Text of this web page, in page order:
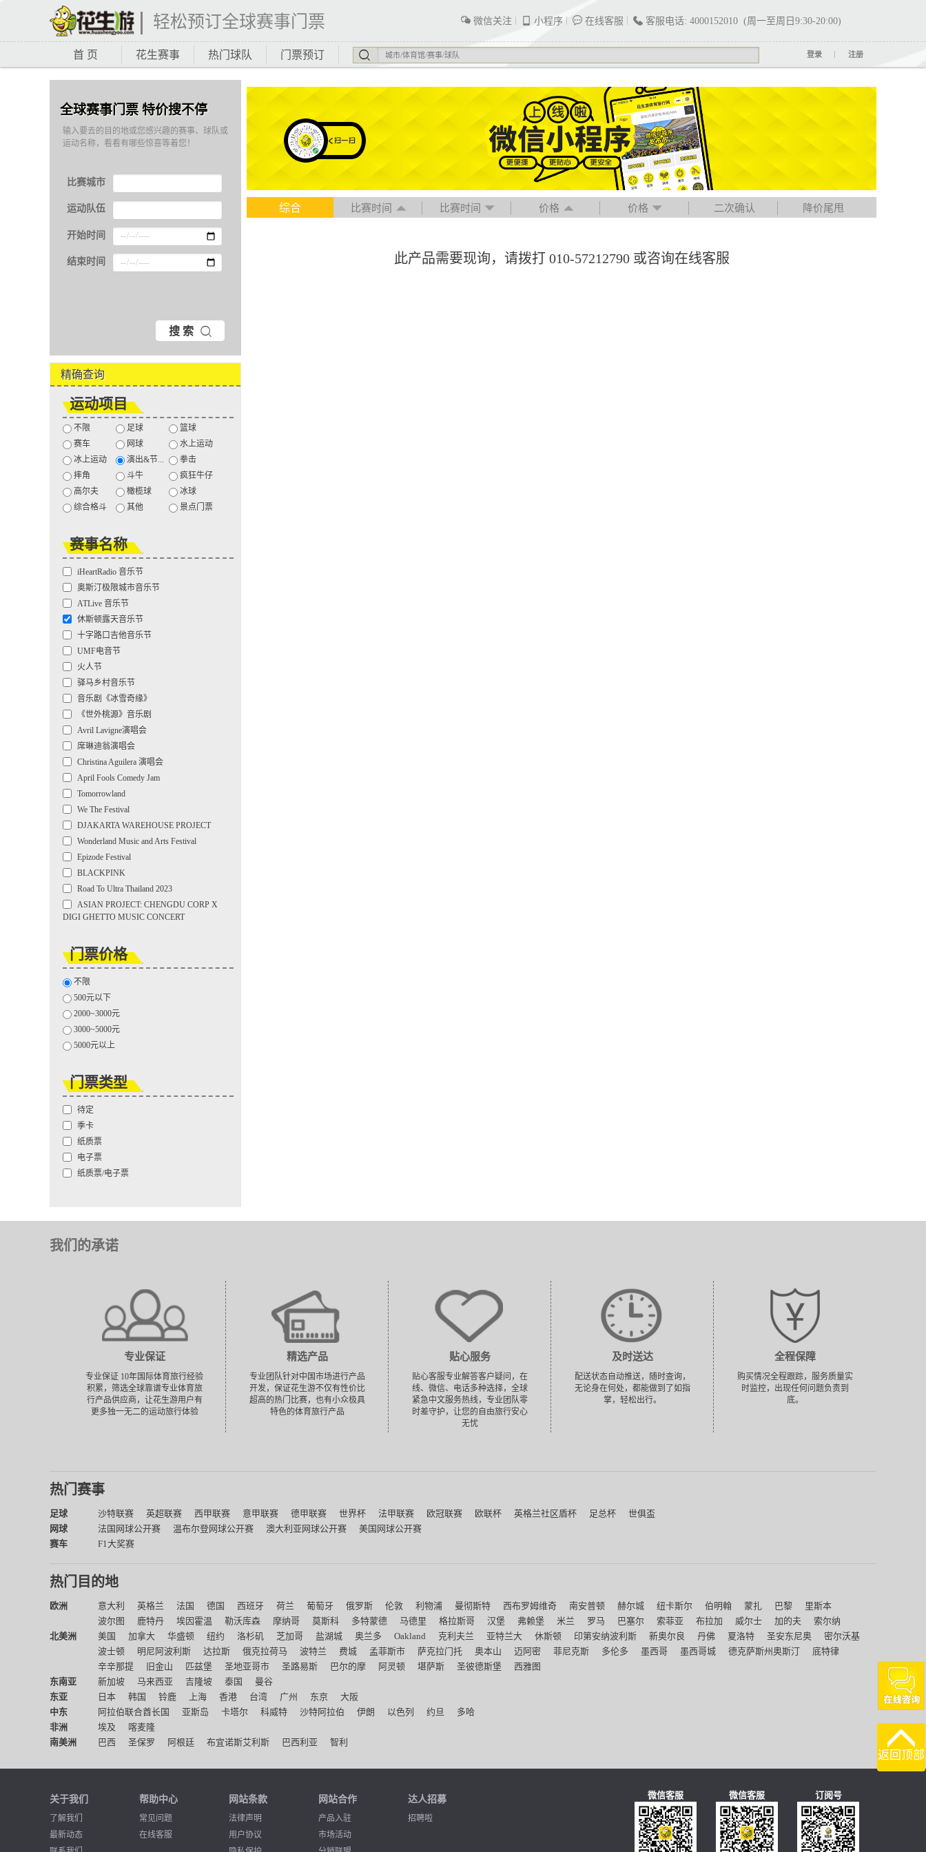
轻松预订全球赛事门票 微信关注 小程序 在线客服 客服电话: 4000152010 (周一至周日9:30-20:00)
首 页 花生赛事 热门球队 门票预订 登录 注册
综合 比赛时间 比赛时间 价格 价格 二次确认 降价尾甩
此产品需要现询，请拨打 010-57212790 或咨询在线客服
全球赛事门票 特价搜不停
输入要去的目的地或您感兴趣的赛事、球队或
运动名称，看看有哪些惊喜等着您！
比赛城市
运动队伍
开始时间
结束时间
搜 索
精确查询
运动项目
不限 足球
篮球
赛车
网球
水上运动
冰上运动
演出&节...
拳击
摔角
斗牛
疯狂牛仔
高尔夫
橄榄球
冰球
综合格斗
其他 景点门票
赛事名称
iHeartRadio 音乐节
奥斯汀极限城市音乐节
ATLive 音乐节
休斯顿露天音乐节
十字路口吉他音乐节
UMF电音节
火人节
驿马乡村音乐节
音乐剧《冰雪奇缘》
《世外桃源》音乐剧
Avril Lavigne演唱会
席琳迪翁演唱会
Christina Aguilera 演唱会
April Fools Comedy Jam
Tomorrowland
We The Festival
DJAKARTA WAREHOUSE PROJECT
Wonderland Music and Arts Festival
Epizode Festival
BLACKPINK
Road To Ultra Thailand 2023
ASIAN PROJECT: CHENGDU CORP X
DIGI GHETTO MUSIC CONCERT
门票价格
不限
500元以下
2000~3000元
3000~5000元
5000元以上
门票类型
待定
季卡
纸质票
电子票
纸质票/电子票
返回顶部
我们的承诺
专业保证
专业保证 10年国际体育旅行经验
积累，筛选全球靠谱专业体育旅
行产品供应商，让花生游用户有
更多独一无二的运动旅行体验
精选产品
专业团队针对中国市场进行产品
开发，保证花生游不仅有性价比
超高的热门比赛，也有小众极具
特色的体育旅行产品
贴心服务
贴心客服专业解答客户疑问，在
线、微信、电话多种选择，全球
紧急中文服务热线，专业团队零
时差守护，让您的自由旅行安心
无忧
及时送达
配送状态自动推送，随时查询，
无论身在何处，都能做到了如指
掌，轻松出行。
全程保障
购买情况全程跟踪，服务质量实
时监控，出现任何问题负责到
底。
热门赛事
足球 沙特联赛 英超联赛 西甲联赛 意甲联赛 德甲联赛 世界杯 法甲联赛 欧冠联赛 欧联杯 英格兰社区盾杯 足总杯
世俱盃
网球
法国网球公开赛 温布尔登网球公开赛 澳大利亚网球公开赛
美国网球公开赛
赛车
F1大奖赛
热门目的地
欧洲 意大利 英格兰 法国 德国 西班牙 荷兰 葡萄牙 俄罗斯 伦敦 利物浦 曼彻斯特 西布罗姆维奇 南安普顿 赫尔城 纽卡斯尔 伯明翰 蒙扎 巴黎
里斯本
波尔图
鹿特丹 埃因霍温 勒沃库森 摩纳哥 莫斯科 多特蒙德 马德里 格拉斯哥 汉堡 弗赖堡 米兰 罗马 巴塞尔 索菲亚 布拉加 威尔士 加的夫
索尔纳
北美洲
美国 加拿大 华盛顿 纽约 洛杉矶 芝加哥 盐湖城 奥兰多 Oakland 克利夫兰 亚特兰大 休斯顿 印第安纳波利斯 新奥尔良 丹佛 夏洛特 圣安东尼奥
密尔沃基
波士顿
明尼阿波利斯 达拉斯 俄克拉荷马 波特兰 费城 孟菲斯市 萨克拉门托 奥本山 迈阿密 菲尼克斯 多伦多 墨西哥 墨西哥城 德克萨斯州奥斯汀
底特律
辛辛那提
旧金山 匹兹堡 圣地亚哥市 圣路易斯 巴尔的摩 阿灵顿 堪萨斯 圣彼德斯堡
西雅图
东南亚
新加坡 马来西亚 吉隆坡 泰国
曼谷
东亚
日本 韩国 铃鹿 上海 香港 台湾 广州 东京
大阪
中东
阿拉伯联合酋长国 亚斯岛 卡塔尔 科威特 沙特阿拉伯 伊朗 以色列 约旦
多哈
非洲
埃及
喀麦隆
南美洲
巴西 圣保罗 阿根廷 布宜诺斯艾利斯 巴西利亚 智利
关于我们
了解我们
最新动态
帮助中心
常见问题
在线客服
网站条款
法律声明
用户协议
网站合作
产品入驻
市场活动
达人招募
招聘啦
微信客服 微信客服 订阅号